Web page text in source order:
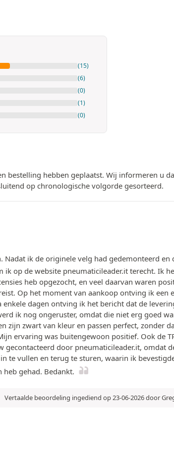
(15)
(6)
(0)
(1)
(0)
bestelling hebben geplaatst. Wij informeren u
op chronologische volgorde gesorteerd.
ik de originele velg had gedemonteerd
op de website pneumaticileader.it terecht. Ik
heb opgezocht, en veel daarvan waren
Op het moment van aankoop ontving ik
dagen ontving ik het bericht dat de
ik nog ongeruster, omdat die niet erg goed
zijn zwart van kleur en passen perfect, zonder
ervaring was buitengewoon positief. Ook de
gecontacteerd door pneumaticileader.it, omdat
te vullen en terug te sturen, waarin ik
gehad. Bedankt.
Vertaalde beoordeling ingediend op 23-06-2026 door